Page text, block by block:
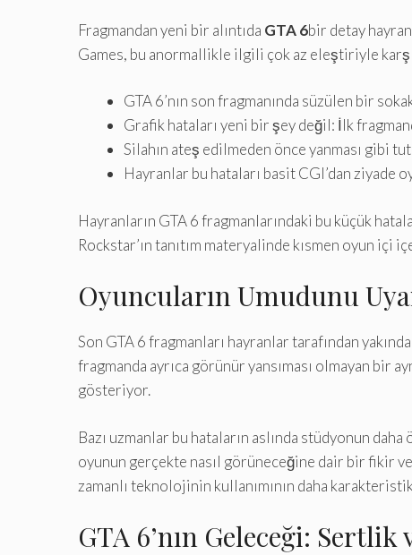
Fragmandan yeni bir alıntıda GTA 6bir detay
Games, bu anormallikle ilgili çok az eleştiriyle
GTA 6’nın son fragmanında süzülen bir
Grafik hataları yeni bir şey değil: İlk
Silahın ateş edilmeden önce yanması gibi
Hayranlar bu hataları basit CGI’dan
Hayranların GTA 6 fragmanlarındaki bu küçük
Rockstar’ın tanıtım materyalinde kısmen oyun
Oyuncuların Umudunu
Son GTA 6 fragmanları hayranlar tarafından
fragmanda ayrıca görünür yansıması olmayan bir
gösteriyor.
Bazı uzmanlar bu hataların aslında stüdyonun
oyunun gerçekte nasıl görüneceğine dair bir fikir
zamanlı teknolojinin kullanımının daha
GTA 6’nın Geleceği: